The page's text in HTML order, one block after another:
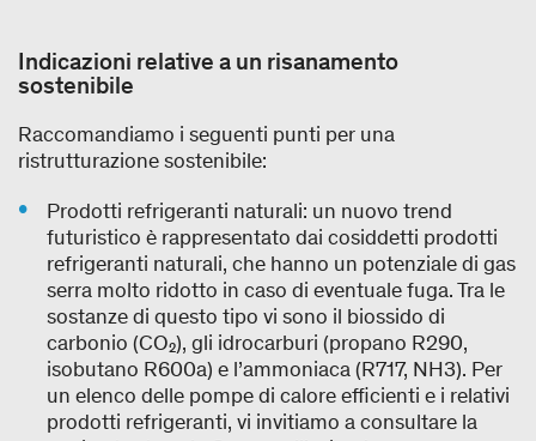
Indicazioni relative a un risanamento
sostenibile
Raccomandiamo i seguenti punti per una
ristrutturazione sostenibile:
Prodotti refrigeranti naturali: un nuovo trend
futuristico è rappresentato dai cosiddetti prodotti
refrigeranti naturali, che hanno un potenziale di gas
serra molto ridotto in caso di eventuale fuga. Tra le
sostanze di questo tipo vi sono il biossido di
carbonio (CO₂), gli idrocarburi (propano R290,
isobutano R600a) e l’ammoniaca (R717, NH3). Per
un elenco delle pompe di calore efficienti e i relativi
prodotti refrigeranti, vi invitiamo a consultare la